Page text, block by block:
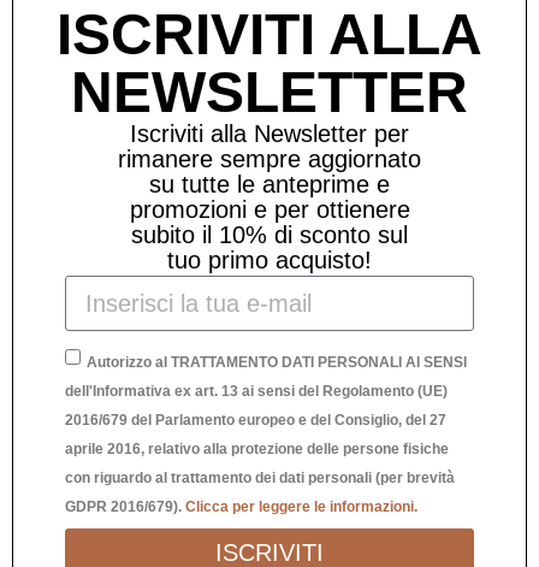
PALLINA CUORE 11CM “OGNI GIORNO
E’ SPECIALE”
10,00€
ISCRIVITI ALLA
NEWSLETTER
Iscriviti alla Newsletter per
rimanere sempre aggiornato
su tutte le anteprime e
promozioni e per ottienere
subito il 10% di sconto sul
tuo primo acquisto!
Autorizzo al TRATTAMENTO DATI PERSONALI AI SENSI
dell'Informativa ex art. 13 ai sensi del Regolamento (UE)
2016/679 del Parlamento europeo e del Consiglio, del 27
aprile 2016, relativo alla protezione delle persone fisiche
con riguardo al trattamento dei dati personali (per brevità
GDPR 2016/679). Clicca per leggere le informazioni.
ISCRIVITI